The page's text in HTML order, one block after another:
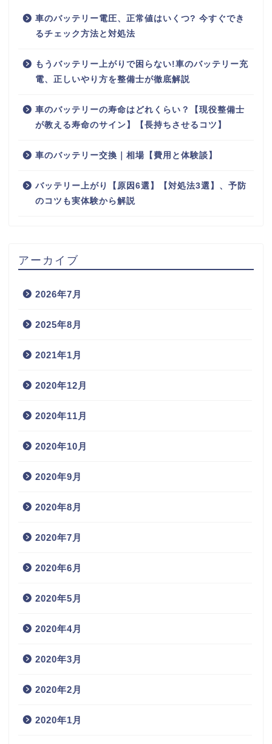
車のバッテリー電圧、正常値はいくつ? 今すぐでき
るチェック方法と対処法
もうバッテリー上がりで困らない!車のバッテリー充
電、正しいやり方を整備士が徹底解説
車のバッテリーの寿命はどれくらい？【現役整備士
が教える寿命のサイン】【長持ちさせるコツ】
車のバッテリー交換｜相場【費用と体験談】
バッテリー上がり【原因6選】【対処法3選】、予防
のコツも実体験から解説
アーカイブ
2026年7月
2025年8月
2021年1月
2020年12月
2020年11月
2020年10月
2020年9月
2020年8月
2020年7月
2020年6月
2020年5月
2020年4月
2020年3月
2020年2月
2020年1月